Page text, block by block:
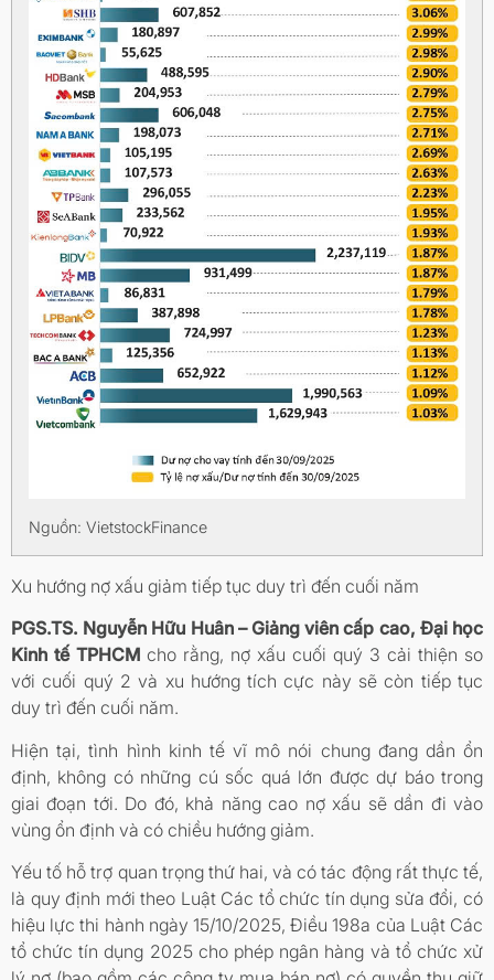
Nguồn: VietstockFinance
Xu hướng nợ xấu giảm tiếp tục duy trì đến cuối năm
PGS.TS. Nguyễn Hữu Huân – Giảng viên cấp cao, Đại học
Kinh tế TPHCM cho rằng, nợ xấu cuối quý 3 cải thiện so
với cuối quý 2 và xu hướng tích cực này sẽ còn tiếp tục
duy trì đến cuối năm.
Hiện tại, tình hình kinh tế vĩ mô nói chung đang dần ổn
định, không có những cú sốc quá lớn được dự báo trong
giai đoạn tới. Do đó, khả năng cao nợ xấu sẽ dần đi vào
vùng ổn định và có chiều hướng giảm.
Yếu tố hỗ trợ quan trọng thứ hai, và có tác động rất thực tế,
là quy định mới theo Luật Các tổ chức tín dụng sửa đổi, có
hiệu lực thi hành ngày 15/10/2025, Điều 198a của Luật Các
tổ chức tín dụng 2025 cho phép ngân hàng và tổ chức xử